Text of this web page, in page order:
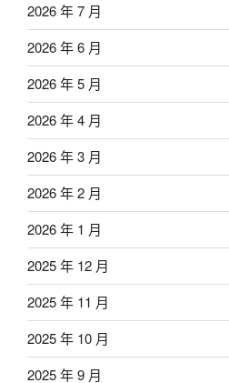
2026 年 7 月
2026 年 6 月
2026 年 5 月
2026 年 4 月
2026 年 3 月
2026 年 2 月
2026 年 1 月
2025 年 12 月
2025 年 11 月
2025 年 10 月
2025 年 9 月